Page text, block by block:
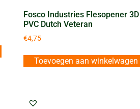
Fosco Industries Flesopener 3D
PVC Dutch Veteran
€4,75
Toevoegen aan winkelwagen